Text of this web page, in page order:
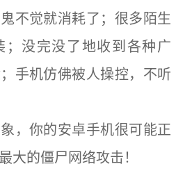
不觉就消耗了；很多陌生
；没完没了地收到各种广
手机仿佛被人操控，不听
你的安卓手机很可能正
大的僵尸网络攻击！